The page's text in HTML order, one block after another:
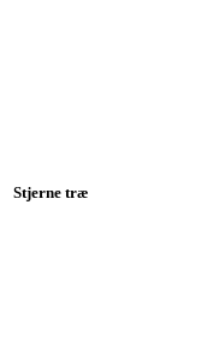
Stjerne træ